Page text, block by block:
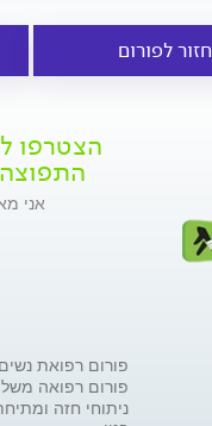
חזור לפורום
הצטרפו
אני
פורום רפואת נשים
פורום רפואה
ניתוחי חזה